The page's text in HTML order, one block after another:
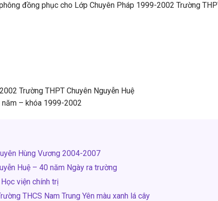
đồng phục cho Lớp Chuyên Pháp 1999-2002 Trường
Trường THPT Chuyên Nguyễn Huệ
– khóa 1999-2002
Hùng Vương 2004-2007
Huệ – 40 năm Ngày ra trường
viện chính trị
THCS Nam Trung Yên màu xanh lá cây